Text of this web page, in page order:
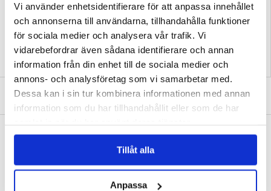
Vi använder enhetsidentifierare för att anpassa innehållet
och annonserna till användarna, tillhandahålla funktioner
för sociala medier och analysera vår trafik. Vi
vidarebefordrar även sådana identifierare och annan
information från din enhet till de sociala medier och
annons- och analysföretag som vi samarbetar med.
Dessa kan i sin tur kombinera informationen med annan
information som du har tillhandahållit eller som de har
Tillåt alla
Anpassa
EAN: 5711724073359
Relaterade kategorier:Samsung Galaxy A25 skärmskydd och härdat glas
SKRIV EN RECENSION
Magnetstängning - Blå